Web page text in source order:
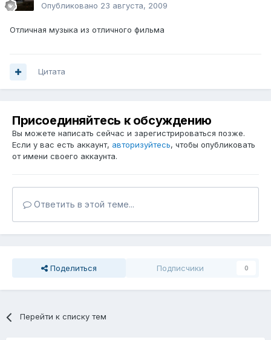
Опубликовано 23 августа, 2009
Отличная музыка из отличного фильма
Цитата
Присоединяйтесь к обсуждению
Вы можете написать сейчас и зарегистрироваться позже.
Если у вас есть аккаунт, авторизуйтесь, чтобы опубликовать
от имени своего аккаунта.
Ответить в этой теме...
Поделиться Подписчики 0
Перейти к списку тем